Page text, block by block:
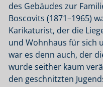
des Gebäudes zur
Boscovits (1871–1965)
Karikaturist, der die
und Wohnhaus für sich
war es denn auch, der
wurde seither kaum
den geschnitzten